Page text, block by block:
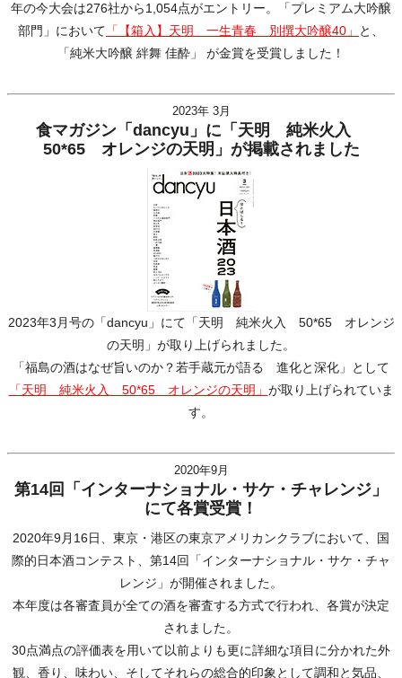
年の今大会は276社から1,054点がエントリー。「プレミアム大吟醸
部門」において 「【箱入】天明 一生青春 別撰大吟醸40」
と、
「純米大吟醸 絆舞 佳酔」 が金賞を受賞しました！
2023年 3月
食マガジン「dancyu」に「天明 純米火入
50*65 オレンジの天明」が掲載されました
2023年3月号の「dancyu」にて「天明 純米火入 50*65 オレンジ
の天明」が取り上げられました。
「福島の酒はなぜ旨いのか？若手蔵元が語る 進化と深化」として
「天明 純米火入 50*65 オレンジの天明」 が取り上げられていま
す。
2020年9月
第14回「インターナショナル・サケ・チャレンジ」
にて各賞受賞！
2020年9月16日、東京・港区の東京アメリカンクラブにおいて、国
際的日本酒コンテスト、第14回「インターナショナル・サケ・チャ
レンジ」が開催されました。
本年度は各審査員が全ての酒を審査する方式で行われ、各賞が決定
されました。
30点満点の評価表を用いて以前よりも更に詳細な項目に分かれた外
観、香り、味わい、そしてそれらの総合的印象として調和と気品、